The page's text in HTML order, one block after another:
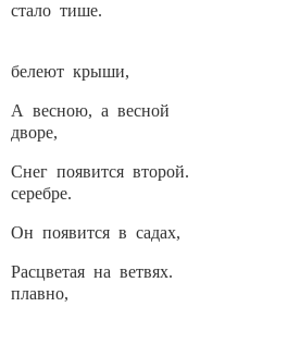
стало тише.
По
белеют крыши,
А весною, а весной
дворе,
Снег появится второй.
серебре.
Он появится в садах,
Расцветая на ветвях. И
плавно,
Сверху